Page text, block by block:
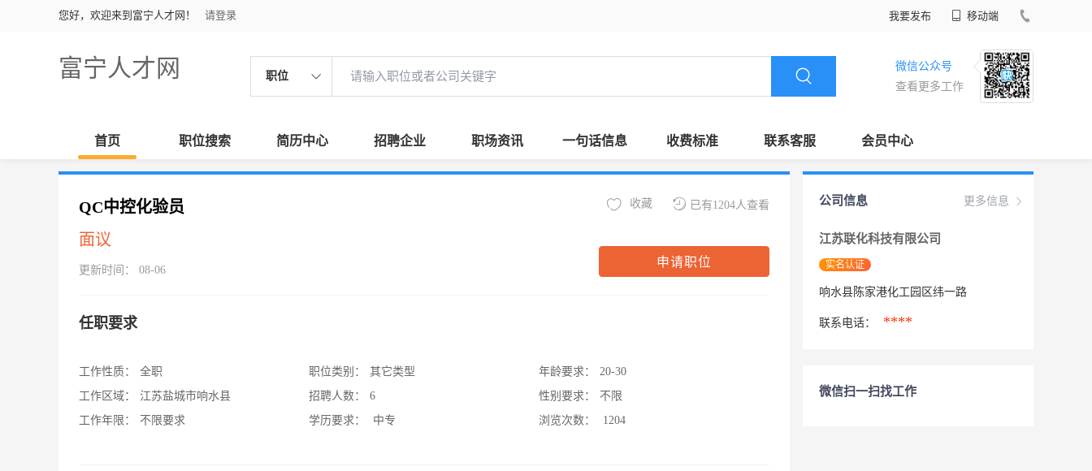
您好，欢迎来到富宁人才网！ 请登录 我要发布 移动端
富宁人才网 职位
微信公众号
查看更多工作
首页 职位搜索 简历中心 招聘企业 职场资讯 一句话信息 收费标准 联系客服 会员中心
QC中控化验员
面议
更新时间： 08-06
已有1204人查看
收藏
申请职位
任职要求
工作性质：
全职
工作区域：
江苏盐城市响水县
工作年限：
不限要求
职位类别：
其它类型
招聘人数：
6
学历要求：
中专
年龄要求：
20-30
性别要求：
不限
浏览次数：
1204
更多信息
公司信息
江苏联化科技有限公司
实名认证
响水县陈家港化工园区纬一路
联系电话： ****
微信扫一扫找工作